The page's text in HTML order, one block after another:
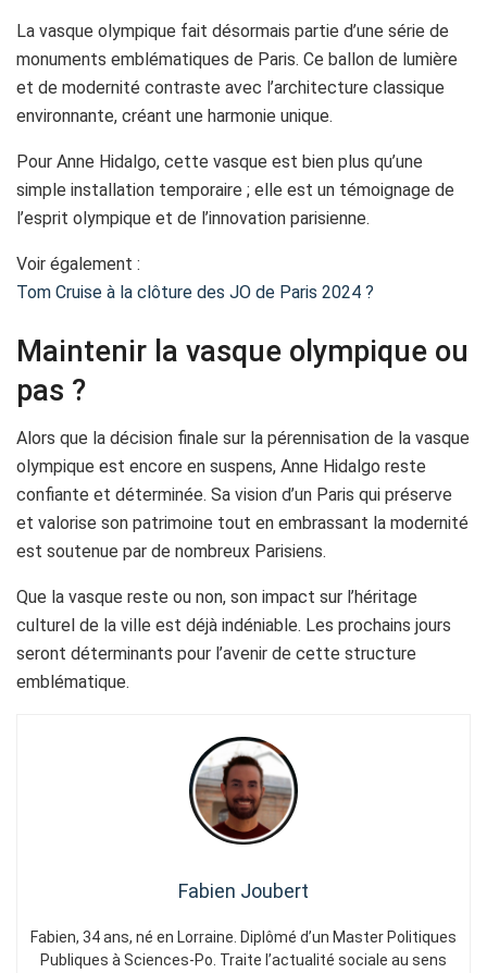
La vasque olympique fait désormais partie d’une série de
monuments emblématiques de Paris. Ce ballon de lumière
et de modernité contraste avec l’architecture classique
environnante, créant une harmonie unique.
Pour Anne Hidalgo, cette vasque est bien plus qu’une
simple installation temporaire ; elle est un témoignage de
l’esprit olympique et de l’innovation parisienne.
Voir également :
Tom Cruise à la clôture des JO de Paris 2024 ?
Maintenir la vasque olympique ou
pas ?
Alors que la décision finale sur la pérennisation de la vasque
olympique est encore en suspens, Anne Hidalgo reste
confiante et déterminée. Sa vision d’un Paris qui préserve
et valorise son patrimoine tout en embrassant la modernité
est soutenue par de nombreux Parisiens.
Que la vasque reste ou non, son impact sur l’héritage
culturel de la ville est déjà indéniable. Les prochains jours
seront déterminants pour l’avenir de cette structure
emblématique.
Fabien Joubert
Fabien, 34 ans, né en Lorraine. Diplômé d’un Master Politiques
Publiques à Sciences-Po. Traite l’actualité sociale au sens